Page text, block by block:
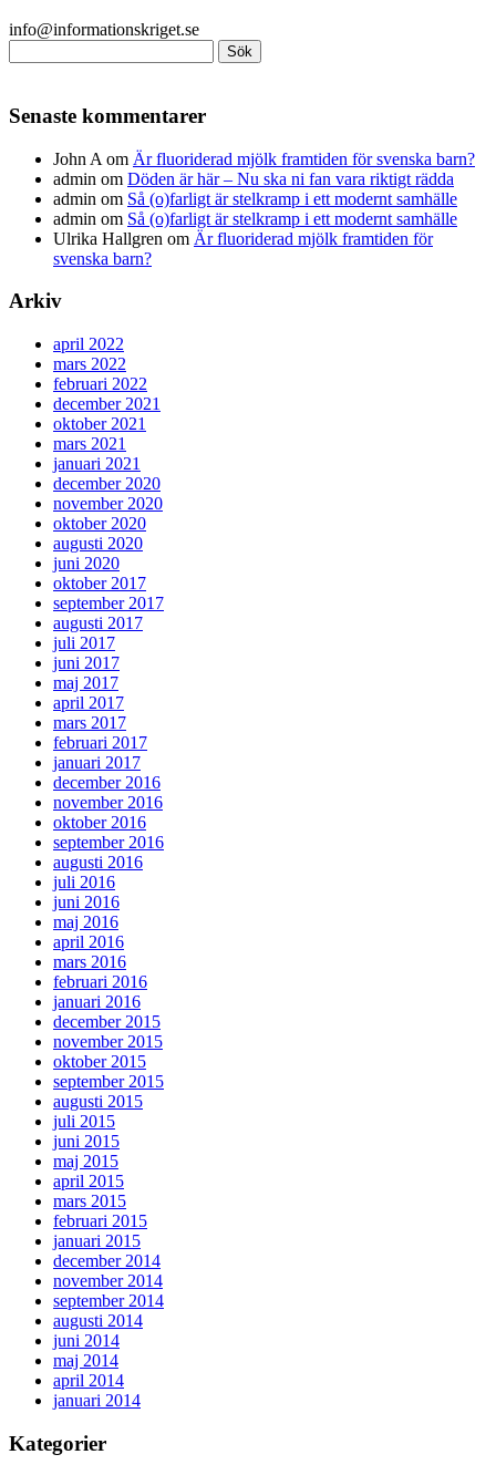
info@informationskriget.se
efter:
Senaste kommentarer
John A om Är fluoriderad mjölk framtiden för svenska barn?
admin om Döden är här – Nu ska ni fan vara riktigt rädda
admin om Så (o)farligt är stelkramp i ett modernt samhälle
admin om Så (o)farligt är stelkramp i ett modernt samhälle
Ulrika Hallgren om Är fluoriderad mjölk framtiden för
svenska barn?
Arkiv
april 2022
mars 2022
februari 2022
december 2021
oktober 2021
mars 2021
januari 2021
december 2020
november 2020
oktober 2020
augusti 2020
juni 2020
oktober 2017
september 2017
augusti 2017
juli 2017
juni 2017
maj 2017
april 2017
mars 2017
februari 2017
januari 2017
december 2016
november 2016
oktober 2016
september 2016
augusti 2016
juli 2016
juni 2016
maj 2016
april 2016
mars 2016
februari 2016
januari 2016
december 2015
november 2015
oktober 2015
september 2015
augusti 2015
juli 2015
juni 2015
maj 2015
april 2015
mars 2015
februari 2015
januari 2015
december 2014
november 2014
september 2014
augusti 2014
juni 2014
maj 2014
april 2014
januari 2014
Kategorier